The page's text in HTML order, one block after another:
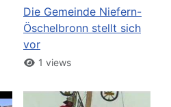
Die Gemeinde Niefern-
Öschelbronn stellt sich
vor
1 views